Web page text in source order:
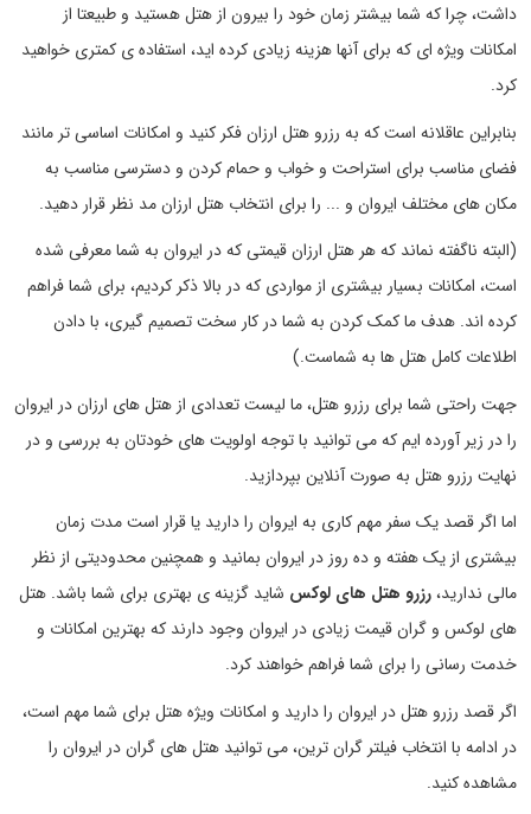
داشت، چرا که شما بیشتر زمان خود را بیرون از هتل هستید و طبیعتا از
امکانات ویژه ای که برای آنها هزینه زیادی کرده اید، استفاده ی کمتری خواهید
کرد.
بنابراین عاقلانه است که به رزرو هتل ارزان فکر کنید و امکانات اساسی تر مانند
فضای مناسب برای استراحت و خواب و حمام کردن و دسترسی مناسب به
مکان های مختلف ایروان و ... را برای انتخاب هتل ارزان مد نظر قرار دهید.
(البته ناگفته نماند که هر هتل ارزان قیمتی که در ایروان به شما معرفی شده
است، امکانات بسیار بیشتری از مواردی که در بالا ذکر کردیم، برای شما فراهم
کرده اند. هدف ما کمک کردن به شما در کار سخت تصمیم گیری، با دادن
اطلاعات کامل هتل ها به شماست.)
جهت راحتی شما برای رزرو هتل، ما لیست تعدادی از هتل های ارزان در ایروان
را در زیر آورده ایم که می توانید با توجه اولویت های خودتان به بررسی و در
نهایت رزرو هتل به صورت آنلاین بپردازید.
اما اگر قصد یک سفر مهم کاری به ایروان را دارید یا قرار است مدت زمان
بیشتری از یک هفته و ده روز در ایروان بمانید و همچنین محدودیتی از نظر
مالی ندارید،رزرو هتل های لوکس شاید گزینه ی بهتری برای شما باشد. هتل
های لوکس و گران قیمت زیادی در ایروان وجود دارند که بهترین امکانات و
خدمت رسانی را برای شما فراهم خواهند کرد.
اگر قصد رزرو هتل در ایروان را دارید و امکانات ویژه هتل برای شما مهم است،
در ادامه با انتخاب فیلتر گران ترین، می توانید هتل های گران در ایروان را
مشاهده کنید.